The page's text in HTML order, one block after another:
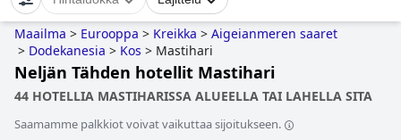
Maailma > Eurooppa > Kreikka > Aigeianmeren saaret
> Dodekanesia > Kos > Mastihari
Neljän Tähden hotellit Mastihari
44 HOTELLIA MASTIHARISSA ALUEELLA TAI LAHELLA SITA
Saamamme palkkiot voivat vaikuttaa sijoitukseen.